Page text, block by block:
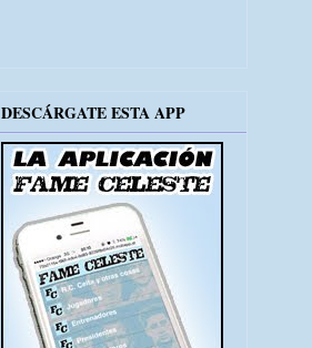
DESCÁRGATE ESTA APP